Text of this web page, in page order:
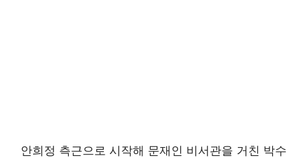
안희정 측근으로 시작해 문재인 비서관을 거친 박수